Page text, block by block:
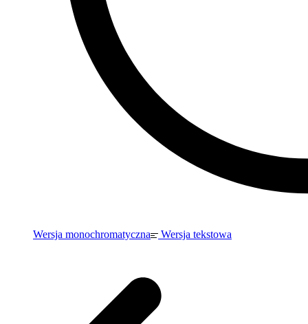
Wersja monochromatyczna Wersja tekstowa